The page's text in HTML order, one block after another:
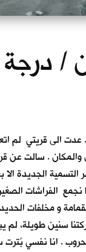
/
الى قريتي لم
والمكان . سالت عن
الجديدة
الفراشات
و مخلفات
سنين طويلة،
. انا نفسي